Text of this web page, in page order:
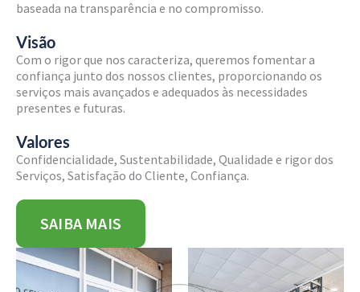
baseada na transparência e no compromisso.
Visão
Com o rigor que nos caracteriza, queremos fomentar a
confiança junto dos nossos clientes, proporcionando os
serviços mais avançados e adequados às necessidades
presentes e futuras.
Valores
Confidencialidade, Sustentabilidade, Qualidade e rigor dos
Serviços, Satisfação do Cliente, Confiança.
SAIBA MAIS